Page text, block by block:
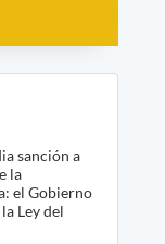
sanción a
la
el Gobierno
Ley del